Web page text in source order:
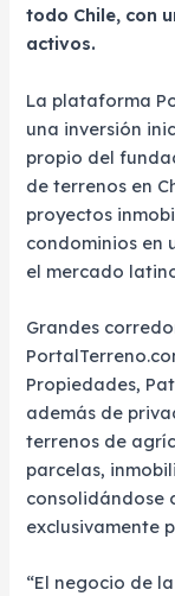
todo Chile, con
activos.
La plataforma
una inversión
propio del
de terrenos en
proyectos
condominios en
el mercado
Grandes
Propiedades,
además de
terrenos de
parcelas,
consolidándose
exclusivamente
“El negocio de